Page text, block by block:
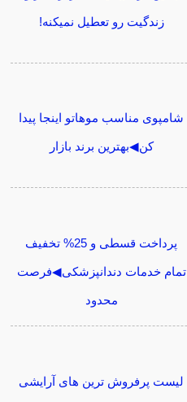
زندگیت رو تعطیل نمیکنه!
شامپوی مناسب موهاتو اینجا پیدا
کن◀بهترین برند بازار
پرداخت قسطی و 25% تخفیف
تمام خدمات دندانپزشکی◀فرصت
محدود
لیست پرفروش ترین های آرایشی